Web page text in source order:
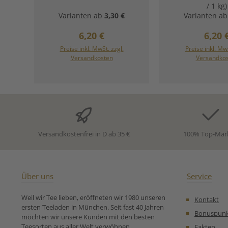
Backapfelnote - die
Früchteexplosion für Tasse
und Gaumen.
Zutaten:Hibiskus,
Rosenblüten Unsere
Zubereitungsempfehlung
für Früchtetee Roter
Varianten ab 3,30 €
Regulärer Preis:
6,20 €
Preise inkl. MwSt. zzgl.
Versandkosten
Früchtetee
und ein Hauch
vereinen sich
sanften,
probiert,
Früchtetee
nicht mehr
sein.
Beetestücke,
Mandeln
/ 1 kg)
Varianten ab
6,20
Preise inkl.
Versandkostenfrei in D ab 35 € 100% Top-
Über uns
Weil wir Tee lieben, eröffneten wir 1980 unseren
ersten Teeladen in München. Seit fast 40 Jahren
möchten wir unsere Kunden mit den besten
Service
Kontakt